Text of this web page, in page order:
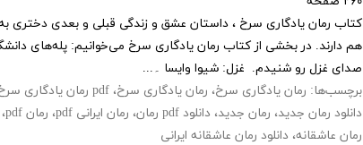
کتاب رمان یادگاری سرخ ، داستان عشق و زندگی قبلی و بعدی دختری
هم دارند. در بخشی از کتاب رمان یادگاری سرخ می‌خوانیم: پله‌های
صدای غزل رو شنیدم. غزل: شیوا وایسا ۔...
برچسب‌ها: رمان یادگاری سرخ، رمان یادگاری سرخ، pdf رمان یادگاری سرخ کامل
دانلود رمان جدید، رمان جدید، دانلود pdf رمان ، رمان ایرانی pdf ، رمان pdf ،
رمان عاشقانه، دانلود رمان عاشقانه ایرانی